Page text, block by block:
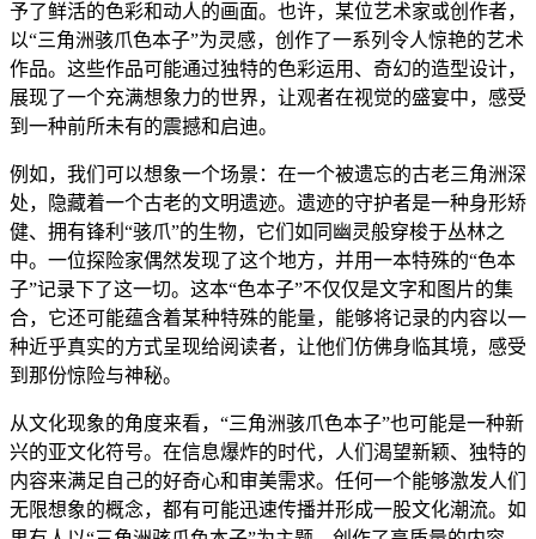
予了鲜活的色彩和动人的画面。也许，某位艺术家或创作者，
以“三角洲骇爪色本子”为灵感，创作了一系列令人惊艳的艺术
作品。这些作品可能通过独特的色彩运用、奇幻的造型设计，
展现了一个充满想象力的世界，让观者在视觉的盛宴中，感受
到一种前所未有的震撼和启迪。
例如，我们可以想象一个场景：在一个被遗忘的古老三角洲深
处，隐藏着一个古老的文明遗迹。遗迹的守护者是一种身形矫
健、拥有锋利“骇爪”的生物，它们如同幽灵般穿梭于丛林之
中。一位探险家偶然发现了这个地方，并用一本特殊的“色本
子”记录下了这一切。这本“色本子”不仅仅是文字和图片的集
合，它还可能蕴含着某种特殊的能量，能够将记录的内容以一
种近乎真实的方式呈现给阅读者，让他们仿佛身临其境，感受
到那份惊险与神秘。
从文化现象的角度来看，“三角洲骇爪色本子”也可能是一种新
兴的亚文化符号。在信息爆炸的时代，人们渴望新颖、独特的
内容来满足自己的好奇心和审美需求。任何一个能够激发人们
无限想象的概念，都有可能迅速传播并形成一股文化潮流。如